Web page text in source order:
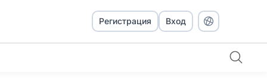
Регистрация Вход